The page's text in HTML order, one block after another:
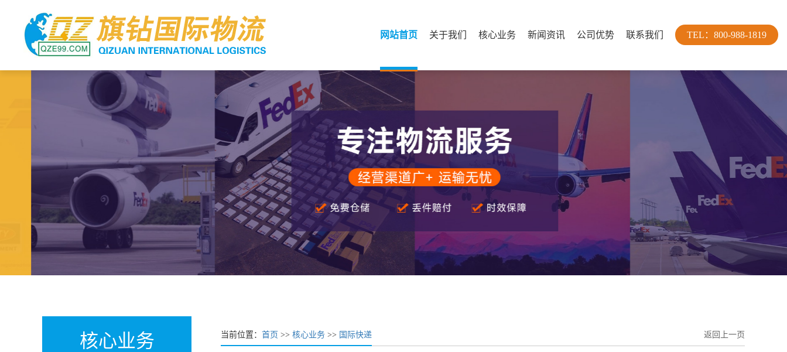
TEL：800-988-1819
网站首页 关于我们 核心业务 新闻资讯 公司优势 联系我们
核心业务 当前位置：首页 >>核心业务 >> 国际快递 返回上一页